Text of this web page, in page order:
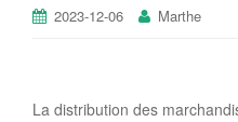
2023-12-06 Marthe
La distribution des